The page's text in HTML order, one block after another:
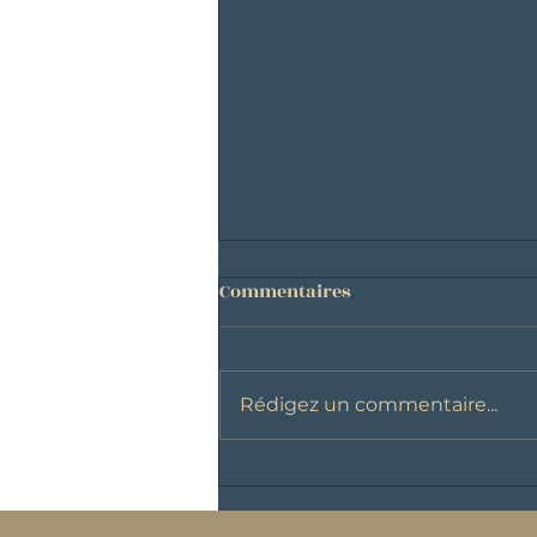
Les échéances clefs pour
déclarer vos revenus en
Commentaires
Rédigez un commentaire...